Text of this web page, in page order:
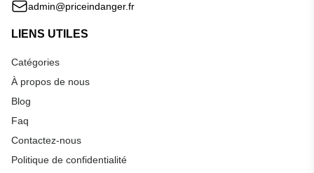
admin@priceindanger.fr
LIENS UTILES
Catégories
À propos de nous
Blog
Faq
Contactez-nous
Politique de confidentialité